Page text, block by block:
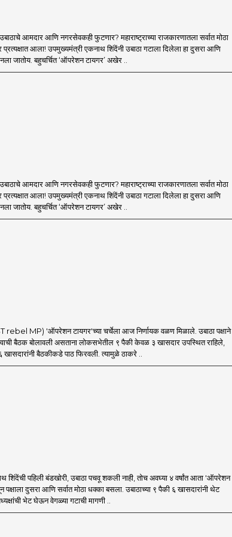
आमदार आणि नगरसेवकही फुटणार? महाराष्ट्राच्या राजकारणातला सर्वात मोठा
आला! उपमुख्यमंत्री एकनाथ शिंदेंनी उबाठा गटाला दिलेला हा दुसरा आणि
जातोय. बहुचर्चित ‘ऑपरेशन टायगर’ अखेर ..
आमदार आणि नगरसेवकही फुटणार? महाराष्ट्राच्या राजकारणातला सर्वात मोठा
आला! उपमुख्यमंत्री एकनाथ शिंदेंनी उबाठा गटाला दिलेला हा दुसरा आणि
जातोय. बहुचर्चित ‘ऑपरेशन टायगर’ अखेर ..
MP) 'ऑपरेशन टायगर'च्या चर्चेला आज निर्णायक वळण मिळाले. उबाठा पक्षाने
बैठक बोलावली असताना लोकसभेतील ९ पैकी केवळ ३ खासदार उपस्थित राहिले,
बैठकीकडे पाठ फिरवली. त्यामुळे ठाकरे ..
शिंदेंची पहिली बंडखोरी, उबाठा पचवू शकली नाही, तोच अवघ्या ४ वर्षांत आता 'ऑपरेशन
पक्षाला दुसरा आणि सर्वात मोठा धक्का बसला. उबाठाच्या ९ पैकी ६ खासदारांनी थेट
भेट घेऊन वेगळ्या गटाची मागणी ..